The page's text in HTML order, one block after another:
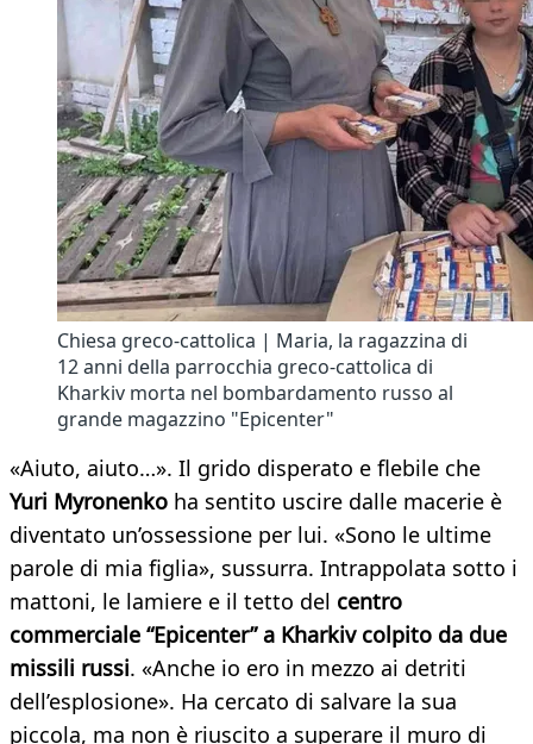
Chiesa greco-cattolica | Maria, la ragazzina di
12 anni della parrocchia greco-cattolica di
Kharkiv morta nel bombardamento russo al
grande magazzino "Epicenter"
«Aiuto, aiuto…». Il grido disperato e flebile che
Yuri Myronenko ha sentito uscire dalle macerie è
diventato un’ossessione per lui. «Sono le ultime
parole di mia figlia», sussurra. Intrappolata sotto i
mattoni, le lamiere e il tetto del centro
commerciale “Epicenter” a Kharkiv colpito da due
missili russi. «Anche io ero in mezzo ai detriti
dell’esplosione». Ha cercato di salvare la sua
piccola, ma non è riuscito a superare il muro di